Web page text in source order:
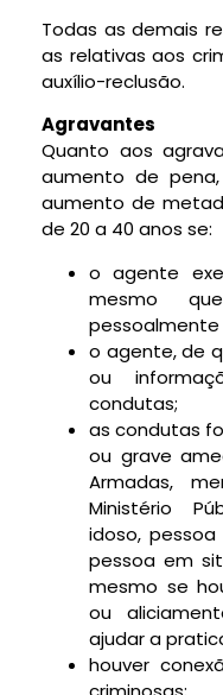
Todas as demais
as relativas aos
auxílio-reclusão.
Agravantes
Quanto aos
aumento de
aumento de
de 20 a 40 anos se:
o agente
mesmo
pessoalmente
o agente, de
ou
condutas;
as condutas
ou grave
Armadas,
Ministério
idoso,
pessoa em
mesmo se
ou
ajudar a
houver